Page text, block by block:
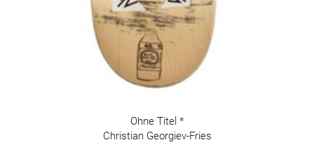
Ohne Titel *
Christian Georgiev-Fries